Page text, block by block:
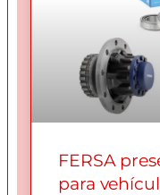
FERSA
para